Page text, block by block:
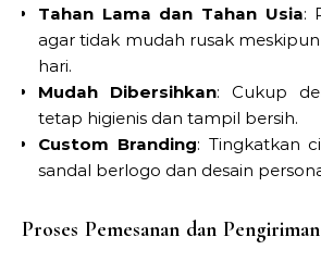
Tahan Lama dan Tahan Usia:
agar tidak mudah rusak
hari.
Mudah Dibersihkan: Cukup
tetap higienis dan tampil bersih.
Custom Branding: Tingkatkan
sandal berlogo dan desain
Proses Pemesanan dan